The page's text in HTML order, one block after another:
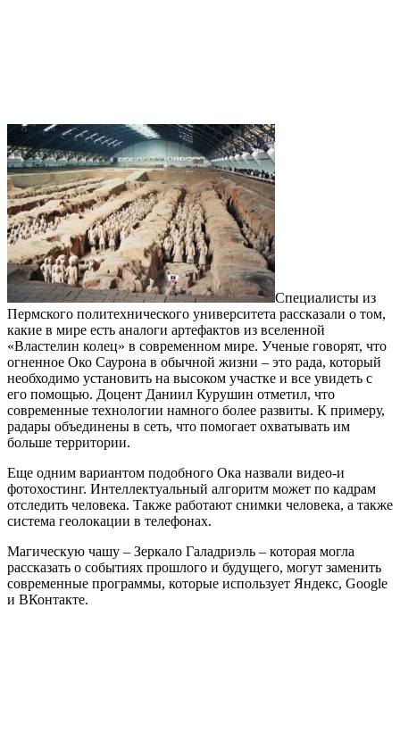
Специалисты из
Пермского политехнического университета рассказали о том,
какие в мире есть аналоги артефактов из вселенной
«Властелин колец» в современном мире. Ученые говорят, что
огненное Око Саурона в обычной жизни – это рада, который
необходимо установить на высоком участке и все увидеть с
его помощью. Доцент Даниил Курушин отметил, что
современные технологии намного более развиты. К примеру,
радары объединены в сеть, что помогает охватывать им
больше территории.
Еще одним вариантом подобного Ока назвали видео-и
фотохостинг. Интеллектуальный алгоритм может по кадрам
отследить человека. Также работают снимки человека, а также
система геолокации в телефонах.
Магическую чашу – Зеркало Галадриэль – которая могла
рассказать о событиях прошлого и будущего, могут заменить
современные программы, которые использует Яндекс, Google
и ВКонтакте.